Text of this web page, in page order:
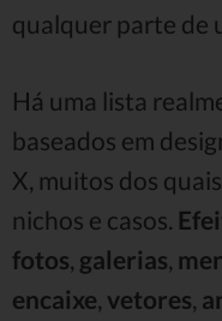
qualquer parte de
Há uma lista
baseados em
X, muitos dos
nichos e casos.
fotos galerias
encaixe vetores